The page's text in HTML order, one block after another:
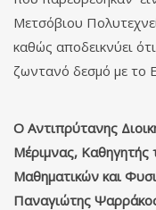
Μετσόβιου
καθώς αποδεικνύει
ζωντανό δεσμό με το
Ο Αντιπρύτανης
Μέριμνας,
Μαθηματικών και
Παναγιώτης